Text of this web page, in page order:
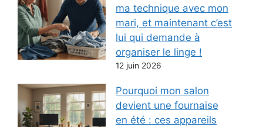
ma technique avec mon
mari, et maintenant c’est
lui qui demande à
organiser le linge !
12 juin 2026
Pourquoi mon salon
devient une fournaise
en été : ces appareils